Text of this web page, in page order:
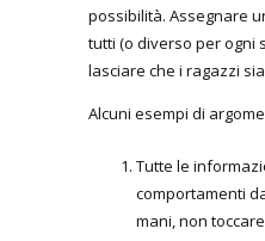
possibilità. Assegnare
tutti (o diverso per ogni
lasciare che i ragazzi
Alcuni esempi di
Tutte le
comportamenti
mani, non